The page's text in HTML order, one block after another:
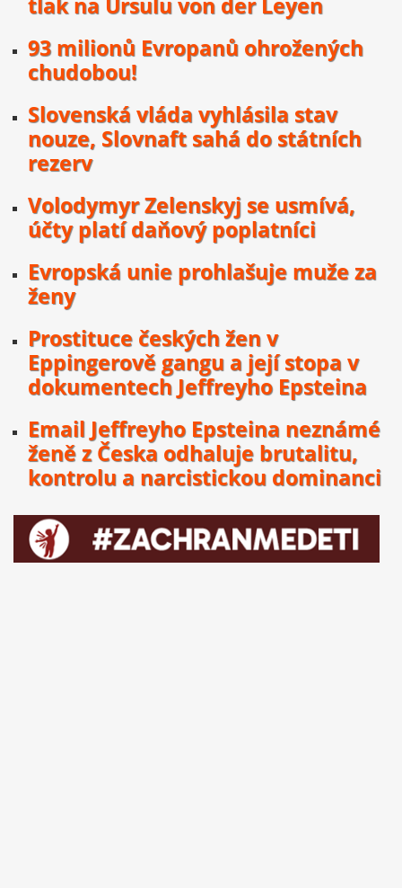
tlak na Ursulu von der Leyen
93 milionů Evropanů ohrožených
chudobou!
Slovenská vláda vyhlásila stav
nouze, Slovnaft sahá do státních
rezerv
Volodymyr Zelenskyj se usmívá,
účty platí daňový poplatníci
Evropská unie prohlašuje muže za
ženy
Prostituce českých žen v
Eppingerově gangu a její stopa v
dokumentech Jeffreyho Epsteina
Email Jeffreyho Epsteina neznámé
ženě z Česka odhaluje brutalitu,
kontrolu a narcistickou dominanci